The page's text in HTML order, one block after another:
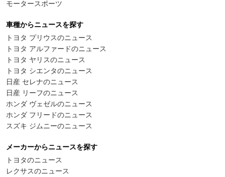
モータースポーツ
車種からニュースを探す
トヨタ プリウスのニュース
トヨタ アルファードのニュース
トヨタ ヤリスのニュース
トヨタ シエンタのニュース
日産 セレナのニュース
日産 リーフのニュース
ホンダ ヴェゼルのニュース
ホンダ フリードのニュース
スズキ ジムニーのニュース
メーカーからニュースを探す
トヨタのニュース
レクサスのニュース